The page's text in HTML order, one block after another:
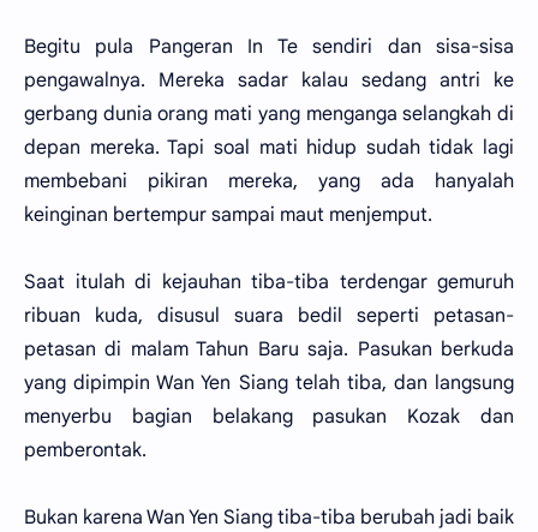
Begitu pula Pangeran In Te sendiri dan sisa-sisa
pengawalnya. Mereka sadar kalau sedang antri ke
gerbang dunia orang mati yang menganga selangkah di
depan mereka. Tapi soal mati hidup sudah tidak lagi
membebani pikiran mereka, yang ada hanyalah
keinginan bertempur sampai maut menjemput.
Saat itulah di kejauhan tiba-tiba terdengar gemuruh
ribuan kuda, disusul suara bedil seperti petasan-
petasan di malam Tahun Baru saja. Pasukan berkuda
yang dipimpin Wan Yen Siang telah tiba, dan langsung
menyerbu bagian belakang pasukan Kozak dan
pemberontak.
Bukan karena Wan Yen Siang tiba-tiba berubah jadi baik